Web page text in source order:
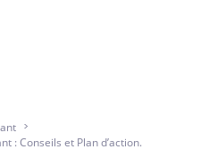
>
: Conseils et Plan d’action.